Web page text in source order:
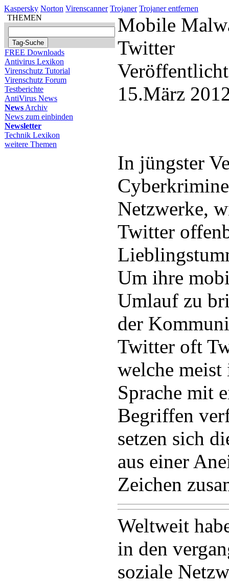
Kaspersky Norton Virenscanner Trojaner Trojaner entfernen
THEMEN
FREE Downloads
Antivirus Lexikon
Virenschutz Tutorial
Virenschutz Forum
Testberichte
AntiVirus News
News Archiv
News zum einbinden
Newsletter
Technik Lexikon
weitere Themen
Mobile
Twitter
15.März
In jüngster
Netzwerke,
Twitter
Um ihre
Umlauf zu
der
Twitter oft
welche meist
Sprache mit
Begriffen
setzen sich
aus einer
Zeichen
Weltweit
in den
soziale